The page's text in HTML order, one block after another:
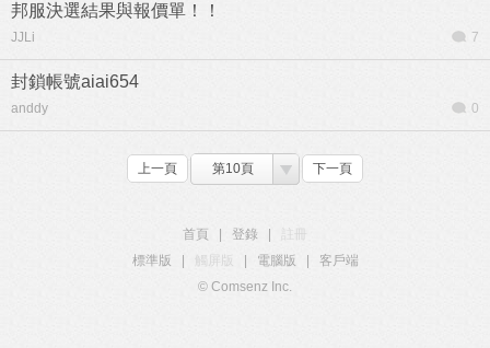
邦服決選結果與報價單！！
JJLi 7
封鎖帳號aiai654
anddy 0
上一頁 第10頁 下一頁
首頁 登錄
標準版
觸屏版 電腦版
客戶端
© Comsenz Inc.